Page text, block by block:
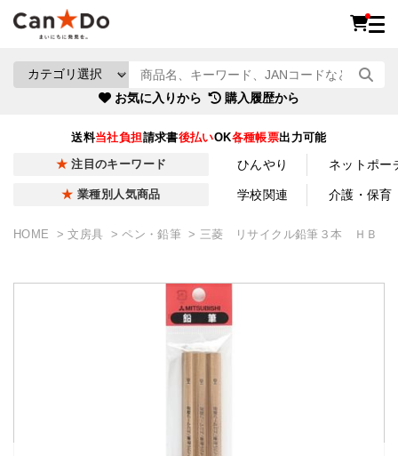
お気に入りから 購入履歴から
送料当社負担請求書後払いOK各種帳票出力可能
注目のキーワード ひんやり ネットポー
業種別人気商品 学校関連 介護・保育
HOME 文房具 ペン・鉛筆 三菱 リサイクル鉛筆３本 ＨＢ